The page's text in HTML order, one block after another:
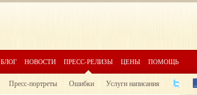
БЛОГ НОВОСТИ ПРЕСС-РЕЛИЗЫ ЦЕНЫ ПОМОЩЬ
Пресс-портреты Ошибки Услуги написания